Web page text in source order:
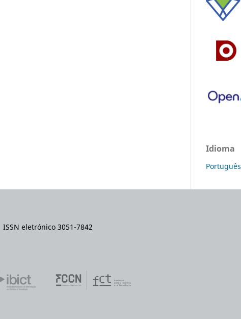
Idioma
Português
ISSN eletrónico 3051-7842
do MinhoInstituto Brasileiro de Informação em Ciência e Tecnologia